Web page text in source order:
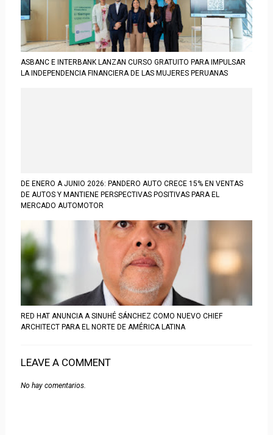
ASBANC E INTERBANK LANZAN CURSO GRATUITO PARA IMPULSAR
LA INDEPENDENCIA FINANCIERA DE LAS MUJERES PERUANAS
DE ENERO A JUNIO 2026: PANDERO AUTO CRECE 15% EN VENTAS
DE AUTOS Y MANTIENE PERSPECTIVAS POSITIVAS PARA EL
MERCADO AUTOMOTOR
RED HAT ANUNCIA A SINUHÉ SÁNCHEZ COMO NUEVO CHIEF
ARCHITECT PARA EL NORTE DE AMÉRICA LATINA
LEAVE A COMMENT
No hay comentarios.